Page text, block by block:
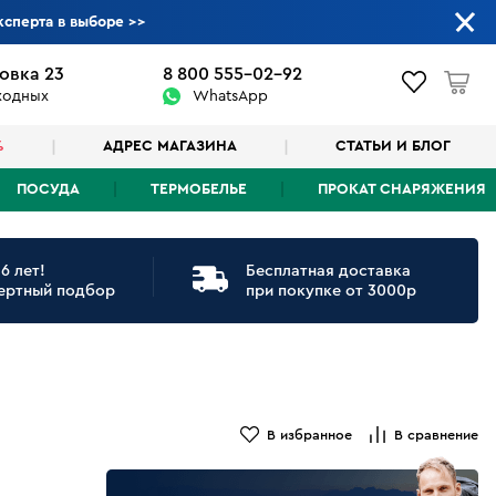
в выборе>>
23 8 800 555-02-92
WhatsApp
АДРЕС МАГАЗИНА СТАТЬИ И БЛОГ
ПОСУДА ТЕРМОБЕЛЬЕ ПРОКАТ СНАРЯЖЕНИЯ
лет!
подбор
Бесплатная доставка
при покупке от 3000р
В избранное В сравнение